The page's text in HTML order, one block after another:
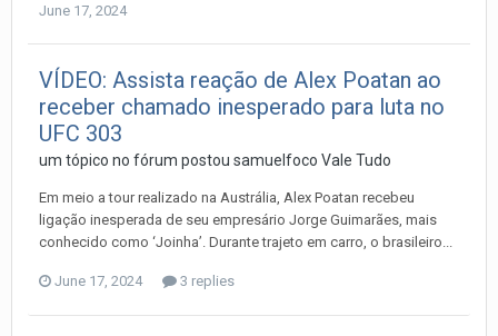
June 17, 2024
VÍDEO: Assista reação de Alex Poatan ao
receber chamado inesperado para luta no
UFC 303
um tópico no fórum postou samuelfoco Vale Tudo
Em meio a tour realizado na Austrália, Alex Poatan recebeu
ligação inesperada de seu empresário Jorge Guimarães, mais
conhecido como ‘Joinha’. Durante trajeto em carro, o brasileiro...
June 17, 2024 3 replies